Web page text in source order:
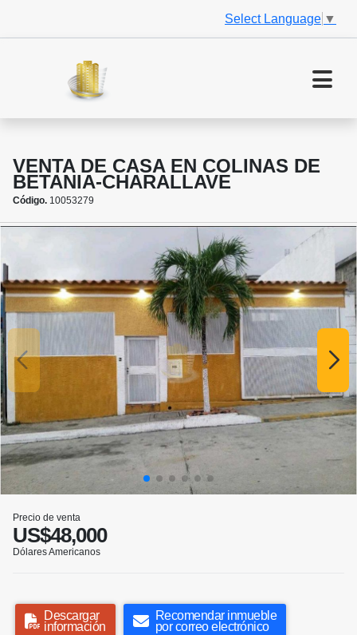
Select Language ▼
VENTA DE CASA EN COLINAS DE
BETANIA-CHARALLAVE
Código. 10053279
Precio de venta
US$48,000
Dólares Americanos
Descargar
información
Recomendar inmueble
por correo electrónico